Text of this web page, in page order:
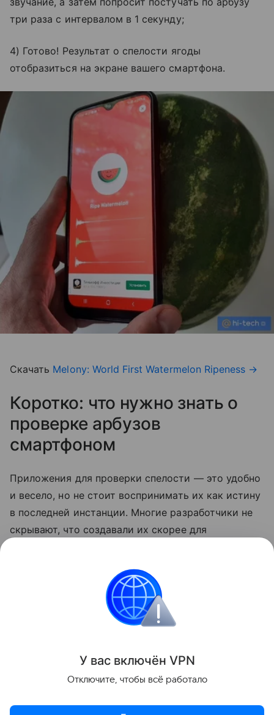
три раза с интервалом в 1 секунду;
4) Готово! Результат о спелости ягоды
отобразиться на экране вашего смартфона.
Скачать Melony: World First Watermelon Ripeness →
Коротко: что нужно знать о
проверке арбузов
смартфоном
Приложения для проверки спелости — это удобно
и весело, но не стоит воспринимать их как истину
в последней инстанции. Многие разработчики не
скрывают, что создавали их скорее для
Лайфхаки
Поделиться
У вас включён VPN
Отключите, чтобы всё работало